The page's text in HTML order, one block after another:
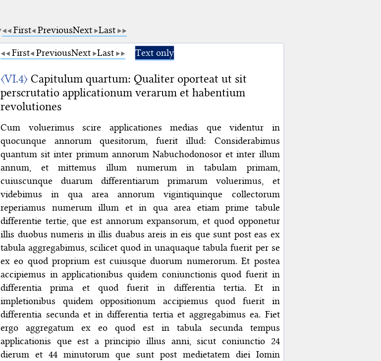
First PreviousNext Last
First PreviousNext Last Text only
〈VI.4〉 Capitulum quartum: Qualiter oporteat ut sit
perscrutatio applicationum verarum et habentium
revolutiones
Cum voluerimus scire applicationes medias que videntur in
quocunque annorum quesitorum, fuerit illud: Considerabimus
quantum sit inter primum annorum Nabuchodonosor et inter illum
annum, et mittemus illum numerum in tabulam primam,
cuiuscunque duarum differentiarum primarum voluerimus, et
videbimus in qua area annorum vigintiquinque collectorum
reperiamus numerum illum et in qua area etiam prime tabule
differentie tertie, que est annorum expansorum, et quod opponetur
illis duobus numeris in illis duabus areis in eis que sunt post eas ex
tabula aggregabimus, scilicet quod in unaquaque tabula fuerit per se
ex eo quod proprium est cuiusque duorum numerorum. Et postea
accipiemus in applicationibus quidem coniunctionis quod fuerit in
differentia prima et quod fuerit in differentia tertia. Et in
impletionibus quidem oppositionum accipiemus quod fuerit in
differentia secunda et in differentia tertia et aggregabimus ea. Fiet
ergo aggregatum ex eo quod est in tabula secunda tempus
applicationis que est a principio illius anni, sicut coniunctio 24
dierum et 44 minutorum que sunt post medietatem diei Iomin